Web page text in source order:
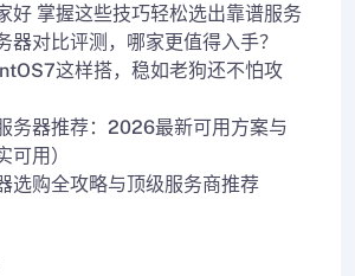
好 掌握这些技巧轻松选出靠谱服务
器对比评测，哪家更值得入手？
这样搭，稳如老狗还不怕攻
务器推荐：2026最新可用方案与
可用）
选购全攻略与顶级服务商推荐